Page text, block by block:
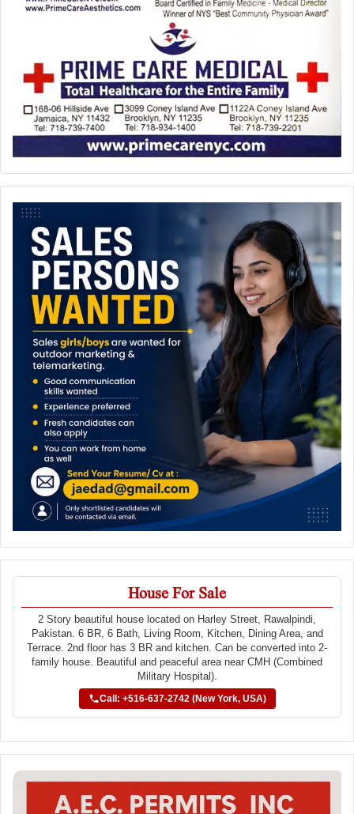
House For Sale
2 Story beautiful house located on Harley Street, Rawalpindi,
Pakistan. 6 BR, 6 Bath, Living Room, Kitchen, Dining Area, and
Terrace. 2nd floor has 3 BR and kitchen. Can be converted into 2-
family house. Beautiful and peaceful area near CMH (Combined
Military Hospital).
Call: +516-637-2742 (New York, USA)